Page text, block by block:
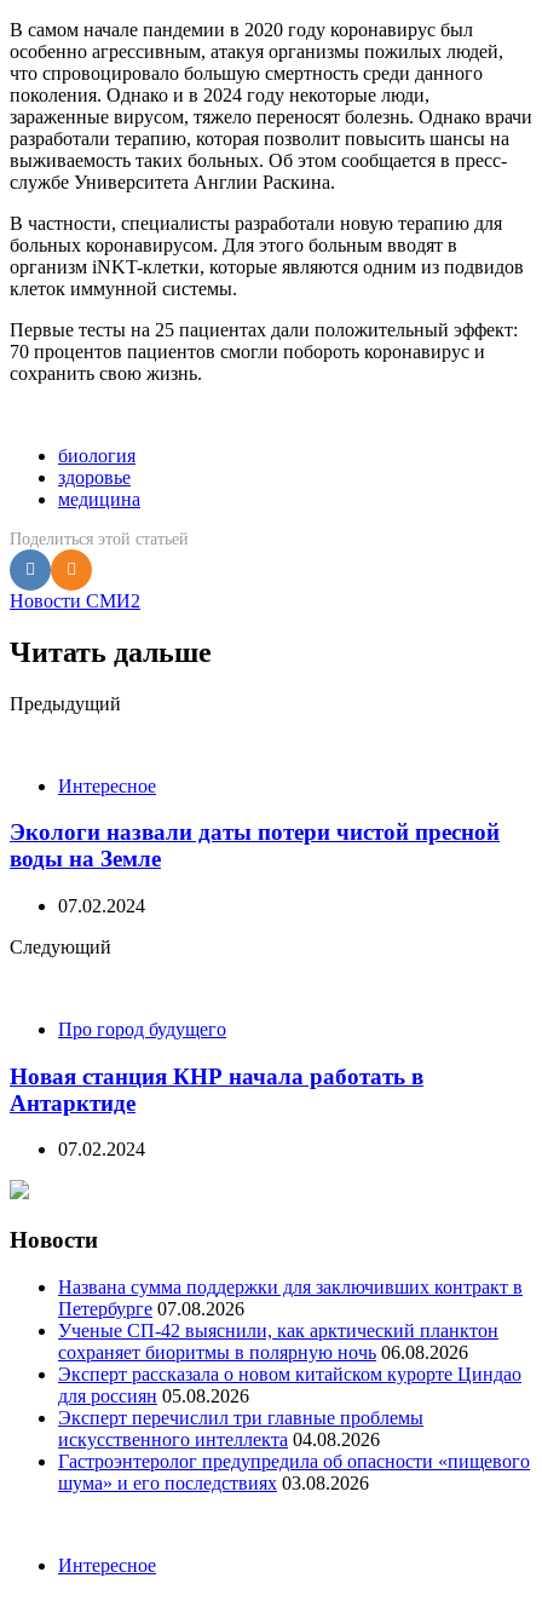
В самом начале пандемии в 2020 году коронавирус был
особенно агрессивным, атакуя организмы пожилых людей,
что спровоцировало большую смертность среди данного
поколения. Однако и в 2024 году некоторые люди,
зараженные вирусом, тяжело переносят болезнь. Однако врачи
разработали терапию, которая позволит повысить шансы на
выживаемость таких больных. Об этом сообщается в пресс-
службе Университета Англии Раскина.
В частности, специалисты разработали новую терапию для
больных коронавирусом. Для этого больным вводят в
организм iNKT-клетки, которые являются одним из подвидов
клеток иммунной системы.
Первые тесты на 25 пациентах дали положительный эффект:
70 процентов пациентов смогли побороть коронавирус и
сохранить свою жизнь.
биология
здоровье
медицина
Поделиться этой статьей
Новости СМИ2
Читать дальше
Post
Предыдущий
Интересное
Экологи назвали даты потери чистой пресной
воды на Земле
07.02.2024
Следующий
Про город будущего
Новая станция КНР начала работать в
Антарктиде
07.02.2024
Новости
Названа сумма поддержки для заключивших контракт в
Петербурге 07.08.2026
Ученые СП-42 выяснили, как арктический планктон
сохраняет биоритмы в полярную ночь 06.08.2026
Эксперт рассказала о новом китайском курорте Циндао
для россиян 05.08.2026
Эксперт перечислил три главные проблемы
искусственного интеллекта 04.08.2026
Гастроэнтеролог предупредила об опасности «пищевого
шума» и его последствиях 03.08.2026
CategoriesИнтересное